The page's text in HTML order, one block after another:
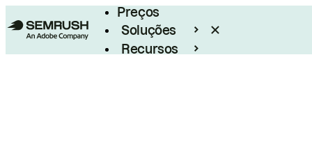
Preços
Soluções
Recursos